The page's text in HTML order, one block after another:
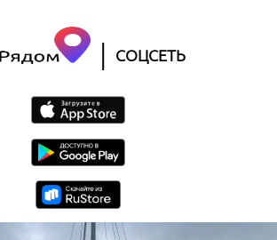
| СОЦСЕТЬ